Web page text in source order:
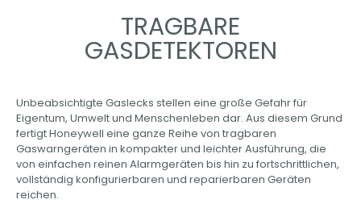
TRAGBARE
GASDETEKTOREN
Unbeabsichtigte Gaslecks stellen eine große Gefahr für
Eigentum, Umwelt und Menschenleben dar. Aus diesem Grund
fertigt Honeywell eine ganze Reihe von tragbaren
Gaswarngeräten in kompakter und leichter Ausführung, die
von einfachen reinen Alarmgeräten bis hin zu fortschrittlichen,
vollständig konfigurierbaren und reparierbaren Geräten
reichen.